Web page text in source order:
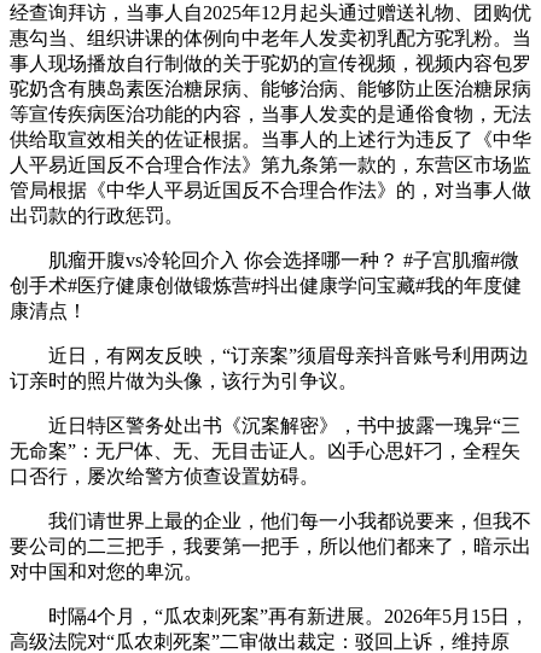
经查询拜访，当事人自2025年12月起头通过赠送礼物、团购优
惠勾当、组织讲课的体例向中老年人发卖初乳配方驼乳粉。当
事人现场播放自行制做的关于驼奶的宣传视频，视频内容包罗
驼奶含有胰岛素医治糖尿病、能够治病、能够防止医治糖尿病
等宣传疾病医治功能的内容，当事人发卖的是通俗食物，无法
供给取宣效相关的佐证根据。当事人的上述行为违反了《中华
人平易近国反不合理合作法》第九条第一款的，东营区市场监
管局根据《中华人平易近国反不合理合作法》的，对当事人做
出罚款的行政惩罚。
肌瘤开腹vs冷轮回介入 你会选择哪一种？ #子宫肌瘤#微
创手术#医疗健康创做锻炼营#抖出健康学问宝藏#我的年度健
康清点！
近日，有网友反映，“订亲案”须眉母亲抖音账号利用两边
订亲时的照片做为头像，该行为引争议。
近日特区警务处出书《沉案解密》，书中披露一瑰异“三
无命案”：无尸体、无、无目击证人。凶手心思奸刁，全程矢
口否行，屡次给警方侦查设置妨碍。
我们请世界上最的企业，他们每一小我都说要来，但我不
要公司的二三把手，我要第一把手，所以他们都来了，暗示出
对中国和对您的卑沉。
时隔4个月，“瓜农刺死案”再有新进展。2026年5月15日，
高级法院对“瓜农刺死案”二审做出裁定：驳回上诉，维持原